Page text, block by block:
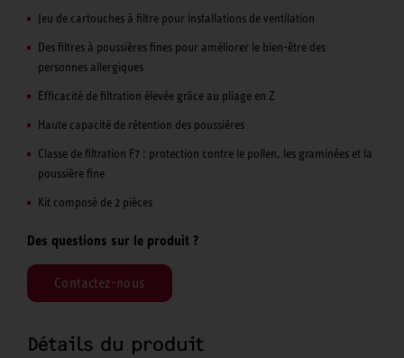
Jeu de cartouches à filtre pour installations de ventilation
Des filtres à poussières fines pour améliorer le bien-être des
personnes allergiques
Efficacité de filtration élevée grâce au pliage en Z
Haute capacité de rétention des poussières
Classe de filtration F7 : protection contre le pollen, les graminées et la
poussière fine
Kit composé de 2 pièces
Des questions sur le produit ?
Contactez-nous
Détails du produit